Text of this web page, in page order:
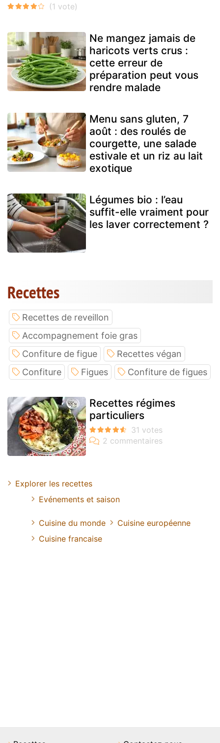
Ne mangez jamais de
haricots verts crus :
cette erreur de
préparation peut vous
rendre malade
Menu sans gluten, 7
août : des roulés de
courgette, une salade
estivale et un riz au lait
exotique
Légumes bio : l’eau
suffit-elle vraiment pour
les laver correctement ?
Recettes
Recettes de reveillon
Accompagnement foie gras
Confiture de figue
Recettes végan
Confiture
Figues Confiture de figues
Recettes régimes
particuliers
Explorer les recettes
Evénements et saison
Cuisine du monde
Cuisine européenne
Cuisine francaise